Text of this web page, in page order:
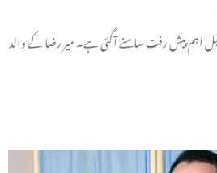
اہم پیش رفت سامنے آگئی ہے۔ میر رضا کے والد